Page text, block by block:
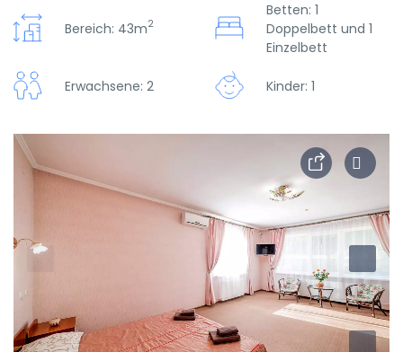
Bereich: 43m2
Betten: 1
Doppelbett und 1
Einzelbett
Erwachsene: 2 Kinder: 1